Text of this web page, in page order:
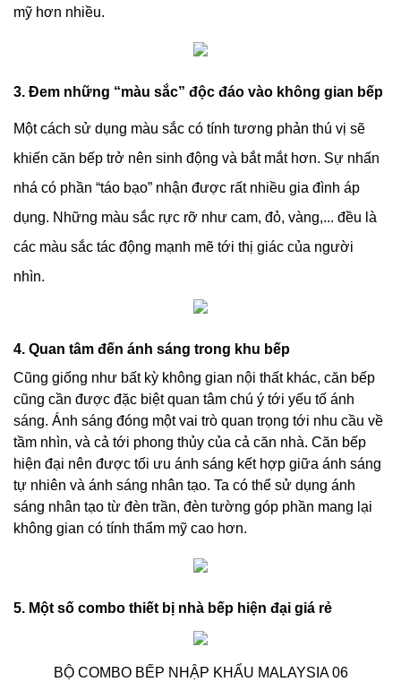
mỹ hơn nhiều.
3. Đem những “màu sắc” độc đáo vào không gian bếp
Một cách sử dụng màu sắc có tính tương phản thú vị sẽ
khiến căn bếp trở nên sinh động và bắt mắt hơn. Sự nhấn
nhá có phần “táo bạo” nhận được rất nhiều gia đình áp
dụng. Những màu sắc rực rỡ như cam, đỏ, vàng,... đều là
các màu sắc tác động mạnh mẽ tới thị giác của người
nhìn.
4. Quan tâm đến ánh sáng trong khu bếp
Cũng giống như bất kỳ không gian nội thất khác, căn bếp
cũng cần được đặc biệt quan tâm chú ý tới yếu tố ánh
sáng. Ánh sáng đóng một vai trò quan trọng tới nhu cầu về
tầm nhìn, và cả tới phong thủy của cả căn nhà. Căn bếp
hiện đại nên được tối ưu ánh sáng kết hợp giữa ánh sáng
tự nhiên và ánh sáng nhân tạo. Ta có thể sử dụng ánh
sáng nhân tạo từ đèn trần, đèn tường góp phần mang lại
không gian có tính thẩm mỹ cao hơn.
5. Một số combo thiết bị nhà bếp hiện đại giá rẻ
BỘ COMBO BẾP NHẬP KHẨU MALAYSIA 06